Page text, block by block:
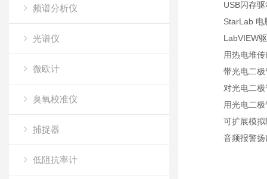
频谱分析仪
光谱仪
微欧计
臭氧校准仪
捕捉器
低阻抗率计
USB闪存
StarLab 电
LabVIEW
用热电堆
带光电二
对光电二
用光电二
可扩展模
音频报警扬